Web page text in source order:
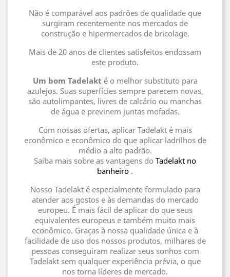
Não é comparável aos padrões de qualidade que
surgiram recentemente nos mercados de
construção e hipermercados de bricolage.
Mais de 20 anos de clientes satisfeitos endossam
este produto.
Um bom Tadelakt é o melhor substituto para
azulejos. Suas superfícies sempre parecem novas,
são autolimpantes, livres de calcário ou manchas
de água e previnem juntas mofadas.
Com nossas ofertas, aplicar Tadelakt é mais
econômico e econômico do que aplicar ladrilhos de
médio a alto padrão.
Saiba mais sobre as vantagens do Tadelakt no
banheiro .
Nosso Tadelakt é especialmente formulado para
atender aos gostos e às demandas do mercado
europeu. É mais fácil de aplicar do que seus
equivalentes europeus e também muito mais
econômico. Graças à nossa qualidade única e à
facilidade de uso dos nossos produtos, milhares de
pessoas conseguiram realizar seus sonhos com
Tadelakt sem qualquer experiência prévia, o que
nos torna líderes de mercado.